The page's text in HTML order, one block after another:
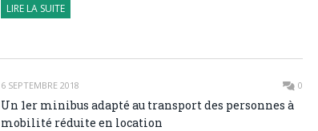
LIRE LA SUITE
6 SEPTEMBRE 2018 0
Un 1er minibus adapté au transport des personnes à
mobilité réduite en location